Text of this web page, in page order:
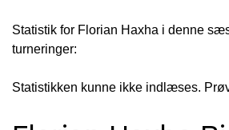
Statistik for Florian Haxha i denne
turneringer:
Statistikken kunne ikke indlæses.